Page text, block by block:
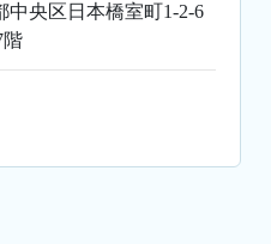
中央区日本橋室町1-2-6
階